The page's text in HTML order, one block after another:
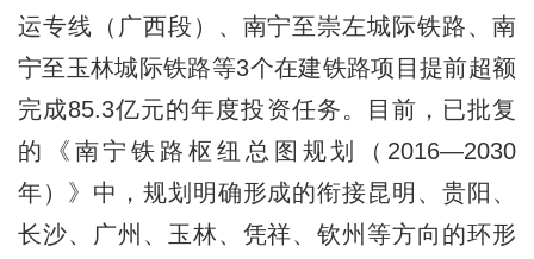
运专线（广西段）、南宁至崇左城际铁路、南
宁至玉林城际铁路等3个在建铁路项目提前超额
完成85.3亿元的年度投资任务。目前，已批复
的《南宁铁路枢纽总图规划（2016—2030
年）》中，规划明确形成的衔接昆明、贵阳、
长沙、广州、玉林、凭祥、钦州等方向的环形